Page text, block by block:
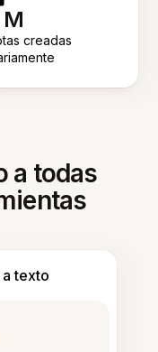
M
creadas
a todas
texto